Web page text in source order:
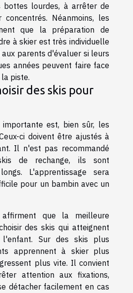
lourdes, à arrêter de
Néanmoins, les
que la préparation de
à skier est très individuelle
parents d'évaluer si leurs
années peuvent faire face
piste.
des skis pour
est, bien sûr, les
ci doivent être ajustés à
Il n'est pas recommandé
de rechange, ils sont
L'apprentissage sera
pour un bambin avec un
affirment que la meilleure
des skis qui atteignent
Sur des skis plus
apprennent à skier plus
plus vite. Il convient
attention aux fixations,
détacher facilement en cas